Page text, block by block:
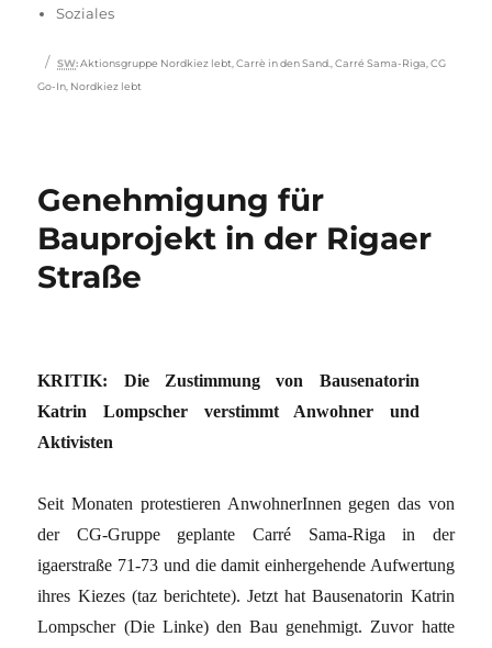
Soziales
Schlagwörter
SW: Aktionsgruppe Nordkiez lebt ,Carrè in den Sand. ,Carré Sama-Riga ,CG
Go-In Nordkiez lebt
Genehmigung für
Bauprojekt in der Rigaer
Straße
KRITIK: Die Zustimmung von Bausenatorin
Katrin Lompscher verstimmt Anwohner und
Aktivisten
Seit Monaten protestieren AnwohnerInnen gegen das von
der CG-Gruppe geplante Carré Sama-Riga in der
igaerstraße 71-73 und die damit einhergehende Aufwertung
ihres Kiezes (taz berichtete). Jetzt hat Bausenatorin Katrin
Lompscher (Die Linke) den Bau genehmigt. Zuvor hatte